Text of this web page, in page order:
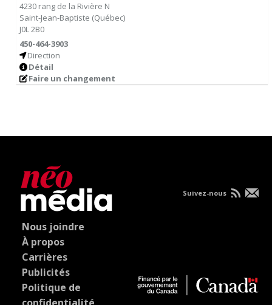
4230 rang de la Rivière N
Saint-Jean-Baptiste (Québec)
J0L 2B0
450-464-3903
Direction
Détail
Faire un changement
Nous joindre
À propos
Carrières
Publicités
Politique de
Suivez-nous